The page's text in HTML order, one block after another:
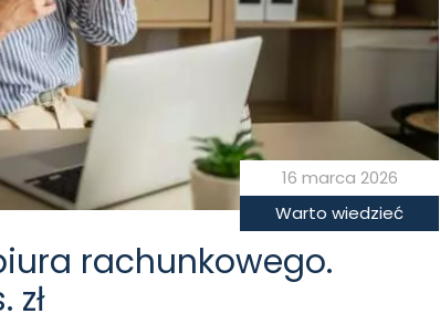
16 marca 2026
Warto wiedzieć
rachunkowego.